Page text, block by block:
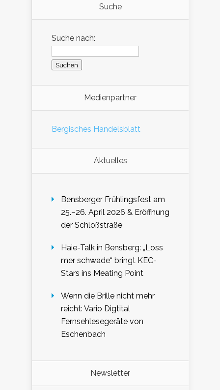
Suche
Suche nach:
Medienpartner
Bergisches Handelsblatt
Aktuelles
Bensberger Frühlingsfest am
25.–26. April 2026 & Eröffnung
der Schloßstraße
Haie-Talk in Bensberg: „Loss
mer schwade“ bringt KEC-
Stars ins Meating Point
Wenn die Brille nicht mehr
reicht: Vario Digtital
Fernsehlesegeräte von
Eschenbach
Newsletter